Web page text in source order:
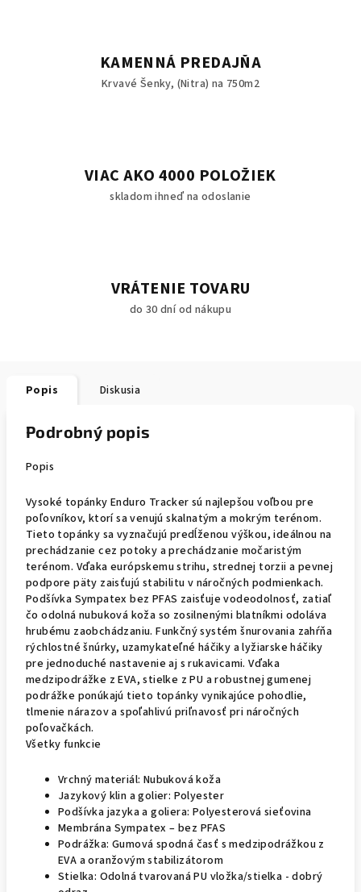
KAMENNÁ PREDAJŇA
Krvavé Šenky, (Nitra) na 750m2
VIAC AKO 4000 POLOŽIEK
skladom ihneď na odoslanie
VRÁTENIE TOVARU
do 30 dní od nákupu
Popis Diskusia
Podrobný popis
Popis
Vysoké topánky Enduro Tracker sú najlepšou voľbou pre
poľovníkov, ktorí sa venujú skalnatým a mokrým terénom.
Tieto topánky sa vyznačujú predĺženou výškou, ideálnou na
prechádzanie cez potoky a prechádzanie močaristým
terénom. Vďaka európskemu strihu, strednej torzii a pevnej
podpore päty zaisťujú stabilitu v náročných podmienkach.
Podšívka Sympatex bez PFAS zaisťuje vodeodolnosť, zatiaľ
čo odolná nubuková koža so zosilnenými blatníkmi odoláva
hrubému zaobchádzaniu. Funkčný systém šnurovania zahŕňa
rýchlostné šnúrky, uzamykateľné háčiky a lyžiarske háčiky
pre jednoduché nastavenie aj s rukavicami. Vďaka
medzipodrážke z EVA, stielke z PU a robustnej gumenej
podrážke ponúkajú tieto topánky vynikajúce pohodlie,
tlmenie nárazov a spoľahlivú priľnavosť pri náročných
poľovačkách.
Všetky funkcie
Vrchný materiál: Nubuková koža
Jazykový klin a golier: Polyester
Podšívka jazyka a goliera: Polyesterová sieťovina
Membrána Sympatex – bez PFAS
Podrážka: Gumová spodná časť s medzipodrážkou z
EVA a oranžovým stabilizátorom
Stielka: Odolná tvarovaná PU vložka/stielka - dobrý